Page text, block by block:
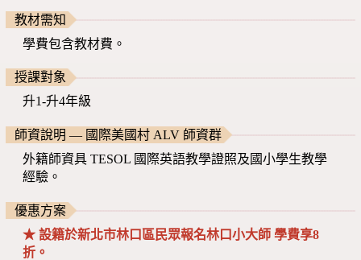
教材需知
學費包含教材費。
授課對象
升1-升4年級
師資說明 — 國際美國村 ALV 師資群
外籍師資具 TESOL 國際英語教學證照及國小學生教學
經驗。
優惠方案
★ 設籍於新北市林口區民眾報名林口小大師 學費享8
折。